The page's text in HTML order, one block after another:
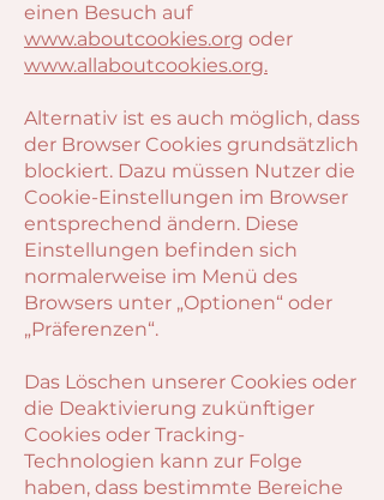
einen Besuch auf
www.aboutcookies.org oder
www.allaboutcookies.org.
Alternativ ist es auch möglich, dass
der Browser Cookies grundsätzlich
blockiert. Dazu müssen Nutzer die
Cookie-Einstellungen im Browser
entsprechend ändern. Diese
Einstellungen befinden sich
normalerweise im Menü des
Browsers unter „Optionen“ oder
„Präferenzen“.
Das Löschen unserer Cookies oder
die Deaktivierung zukünftiger
Cookies oder Tracking-
Technologien kann zur Folge
haben, dass bestimmte Bereiche